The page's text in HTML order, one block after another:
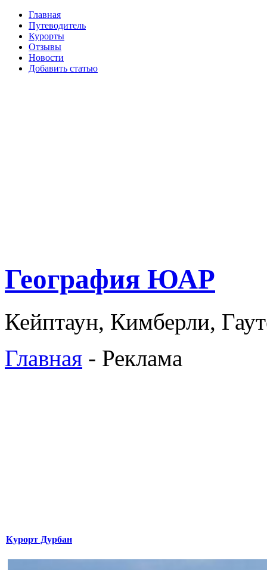
Главная
Путеводитель
Курорты
Отзывы
Новости
Добавить статью
География ЮАР
Кейптаун, Кимберли,
Главная - Реклама
Курорт Дурбан